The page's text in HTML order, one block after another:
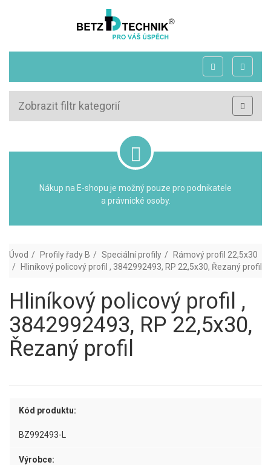
Zobrazit filtr kategorií
Nákup na E-shopu je možný pouze pro podnikatele
a právnické osoby.
Úvod Profily řady B Speciální profily
Rámový profil 22,5x30
Hliníkový policový profil , 3842992493, RP 22,5x30, Řezaný profil
Hliníkový policový profil ,
3842992493, RP 22,5x30,
Řezaný profil
Kód produktu:
BZ992493-L
Výrobce: